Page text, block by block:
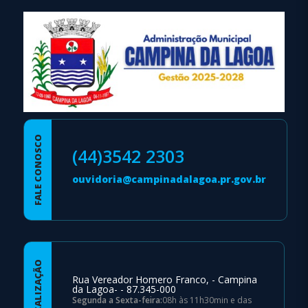
FALE CONOSCO (44)3542 2303
ouvidoria@campinadalagoa.pr.gov.br
LOCALIZAÇÃO Rua Vereador Homero Franco, - Campina
da Lagoa- - 87.345-000
Segunda a Sexta-feira:08h às 11h30min e das